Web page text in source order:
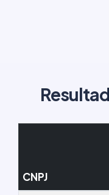
CNPJ